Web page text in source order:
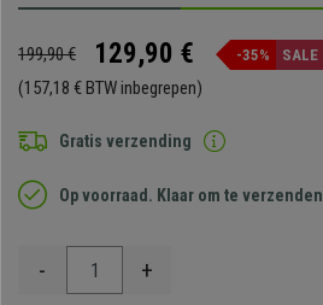
199,90 € 129,90 € -35% SALE
(157,18 € BTW inbegrepen)
Gratis verzending
Op voorraad. Klaar om te verzenden
- +